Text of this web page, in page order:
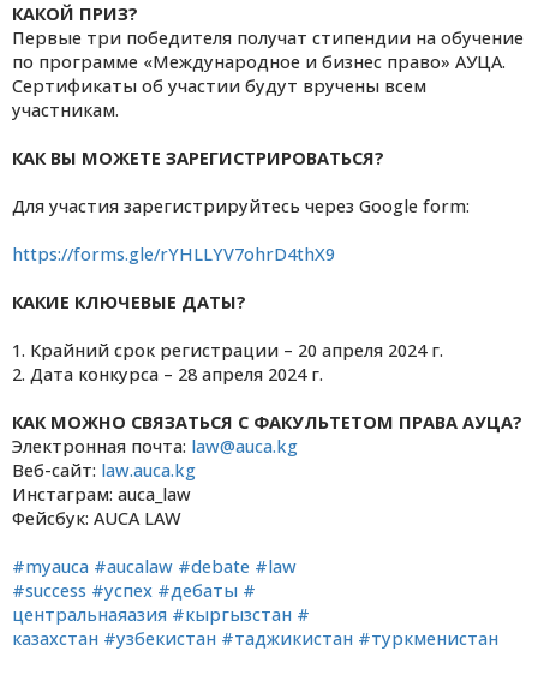
КАКОЙ ПРИЗ?
Первые три победителя получат стипендии на обучение
по программе «Международное и бизнес право» АУЦА.
Сертификаты об участии будут вручены всем
участникам.
КАК ВЫ МОЖЕТЕ ЗАРЕГИСТРИРОВАТЬСЯ?
Для участия зарегистрируйтесь через Google form:
https://forms.gle/rYHLLYV7ohrD4thX9
КАКИЕ КЛЮЧЕВЫЕ ДАТЫ?
1. Крайний срок регистрации – 20 апреля 2024 г.
2. Дата конкурса – 28 апреля 2024 г.
КАК МОЖНО СВЯЗАТЬСЯ С ФАКУЛЬТЕТОМ ПРАВА АУЦА?
Электронная почта: law@auca.kg
Веб-сайт: law.auca.kg
Инстаграм: auca_law
Фейсбук: AUCA LAW
#myauca #aucalaw #debate #law
#success #успех #дебаты #
центральнаяазия #кыргызстан #
казахстан #узбекистан #таджикистан #туркменистан